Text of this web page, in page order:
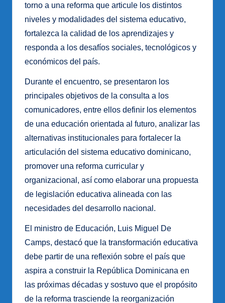
torno a una reforma que articule los distintos
niveles y modalidades del sistema educativo,
fortalezca la calidad de los aprendizajes y
responda a los desafíos sociales, tecnológicos y
económicos del país.
Durante el encuentro, se presentaron los
principales objetivos de la consulta a los
comunicadores, entre ellos definir los elementos
de una educación orientada al futuro, analizar las
alternativas institucionales para fortalecer la
articulación del sistema educativo dominicano,
promover una reforma curricular y
organizacional, así como elaborar una propuesta
de legislación educativa alineada con las
necesidades del desarrollo nacional.
El ministro de Educación, Luis Miguel De
Camps, destacó que la transformación educativa
debe partir de una reflexión sobre el país que
aspira a construir la República Dominicana en
las próximas décadas y sostuvo que el propósito
de la reforma trasciende la reorganización